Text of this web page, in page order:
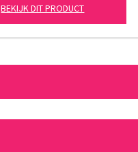
BEKIJK DIT PRODUCT